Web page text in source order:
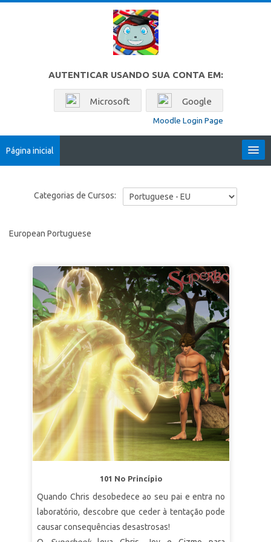
AUTENTICAR USANDO SUA CONTA EM:
Microsoft Google
Moodle Login Page
Página inicial
Categorias de Cursos:
European Portuguese
101 No Princípio
Quando Chris desobedece ao seu pai e entra no
laboratório, descobre que ceder à tentação pode
causar consequências desastrosas!